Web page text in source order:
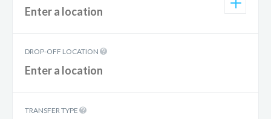
DROP-OFF LOCATION
TRANSFER TYPE